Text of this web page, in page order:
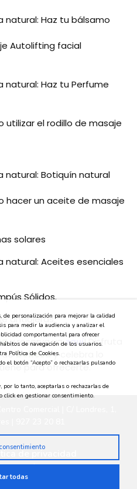
natural: Haz tu bálsamo
Autolifting facial
natural: Haz tu Perfume
utilizar el rodillo de masaje
natural: Botiquín natural
hacer un aceite de masaje
solares
natural: Aceites esenciales
Sólidos.
antiojeras.
y reserva yaaquí! Disfruta
debellezay celebra lo
para ofrecerte.
Comercial | C/ Londres, 1,
Política de cookies
redes sociales
personalización para mejorar la calidad
para medir la audiencia y analizar el
comportamental para ofrecer
de navegación de los usuarios.
Política de Cookies.
el botón “Acepto” o rechazarlas pulsando
por lo tanto, aceptarlas o rechazarlas de
click en gestionar consentimiento.
todas